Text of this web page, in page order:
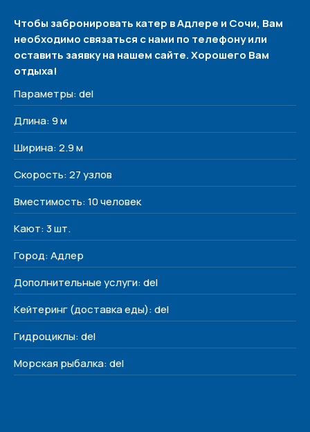
Чтобы забронировать катер в Адлере и Сочи, Вам
необходимо связаться с нами по телефону или
оставить заявку на нашем сайте. Хорошего Вам
отдыха!
Параметры: del
Длина: 9 м
Ширина: 2.9 м
Скорость: 27 узлов
Вместимость: 10 человек
Кают: 3 шт.
Город: Адлер
Дополнительные услуги: del
Кейтеринг (доставка еды): del
Гидроциклы: del
Морская рыбалка: del
Наши яхты
Контакты
О нас
Политика конфиденциальности
Контакты
+7 (938) 488-17-17
Сочи, Несебрская 3
Соц. сети